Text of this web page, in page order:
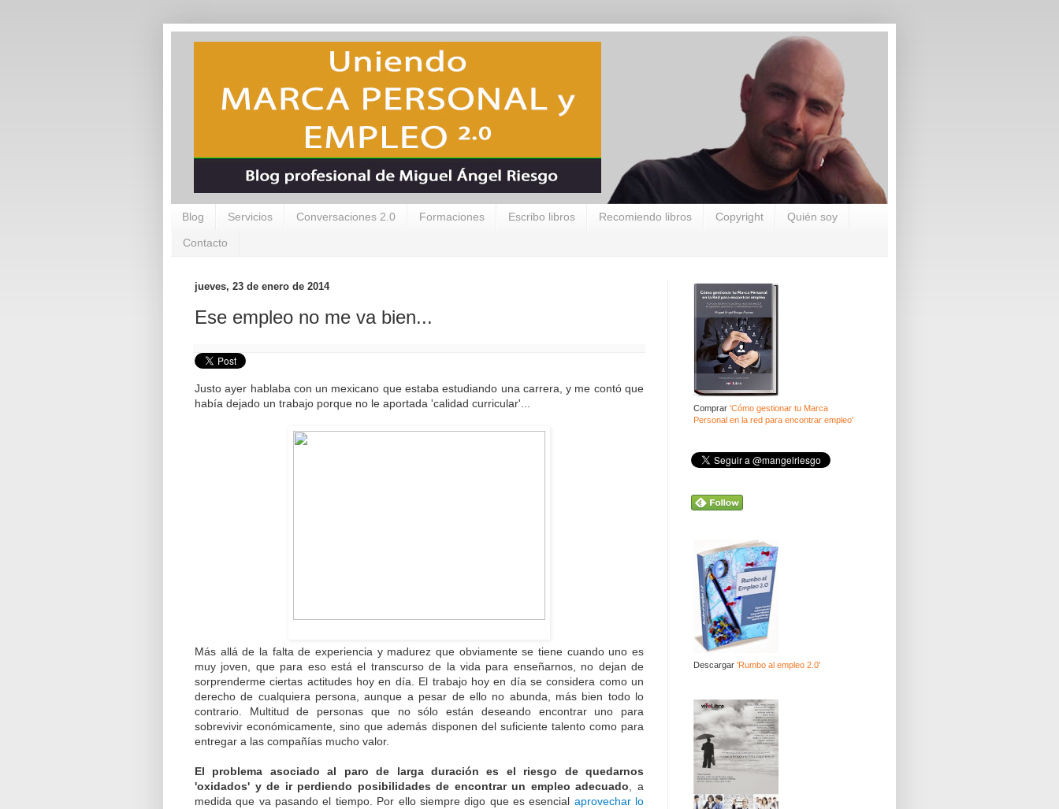
Blog Servicios Conversaciones 2.0 Formaciones Escribo libros Recomiendo libros Copyright Quién soy
Contacto
jueves, 23 de enero de 2014
Ese empleo no me va bien...
Justo ayer hablaba con un mexicano que estaba estudiando una carrera, y me contó que
había dejado un trabajo porque no le aportada 'calidad curricular'...
Más allá de la falta de experiencia y madurez que obviamente se tiene cuando uno es
muy joven, que para eso está el transcurso de la vida para enseñarnos, no dejan de
sorprenderme ciertas actitudes hoy en día. El trabajo hoy en día se considera como un
derecho de cualquiera persona, aunque a pesar de ello no abunda, más bien todo lo
contrario. Multitud de personas que no sólo están deseando encontrar uno para
sobrevivir económicamente, sino que además disponen del suficiente talento como para
entregar a las compañías mucho valor.
El problema asociado al paro de larga duración es el riesgo de quedarnos
'oxidados' y de ir perdiendo posibilidades de encontrar un empleo adecuado , a
medida que va pasando el tiempo. Por ello siempre digo que es esencial aprovechar lo
Comprar 'Cómo gestionar tu Marca
Personal en la red para encontrar empleo'
Descargar 'Rumbo al empleo 2.0'